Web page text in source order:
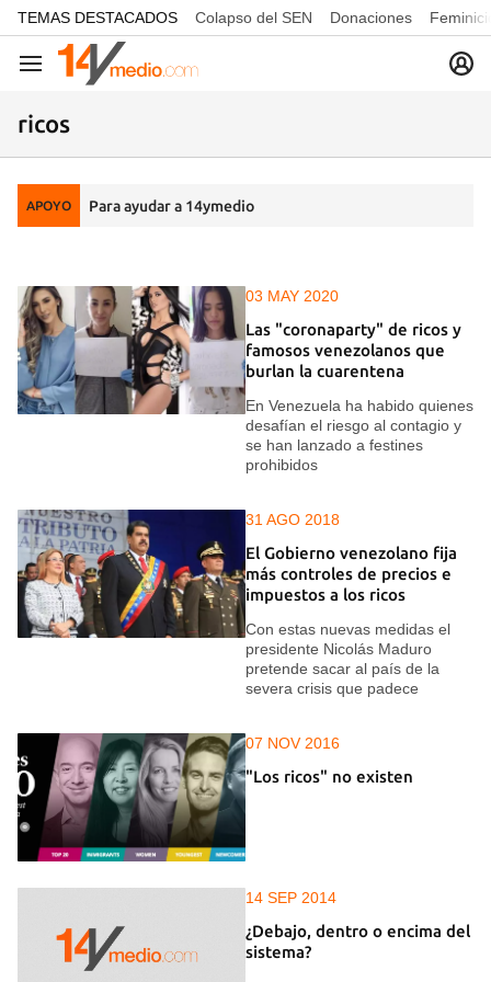
common.go-to-content
TEMAS DESTACADOS Colapso del SEN Donaciones
Navegación
ricos
APOYO Para ayudar a 14ymedio
03 MAY 2020
Las "coronaparty" de ricos y
famosos venezolanos que
burlan la cuarentena
En Venezuela ha habido quienes
desafían el riesgo al contagio y
se han lanzado a festines
prohibidos
31 AGO 2018
El Gobierno venezolano fija
más controles de precios e
impuestos a los ricos
Con estas nuevas medidas el
presidente Nicolás Maduro
pretende sacar al país de la
severa crisis que padece
07 NOV 2016
"Los ricos" no existen
14 SEP 2014
¿Debajo, dentro o encima del
sistema?